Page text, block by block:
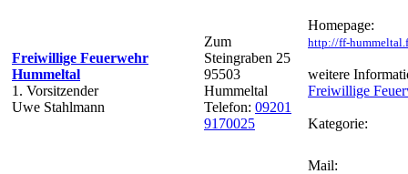
Freiwillige Feuerwehr
Hummeltal
1. Vorsitzender
Uwe Stahlmann
Zum
Steingraben 25
95503
Hummeltal
Telefon: 09201
9170025
Homepage:
http://ff-
weitere
Freiwillige
Kategorie:
Mail: